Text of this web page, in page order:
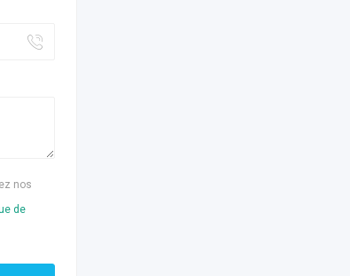
nos
de